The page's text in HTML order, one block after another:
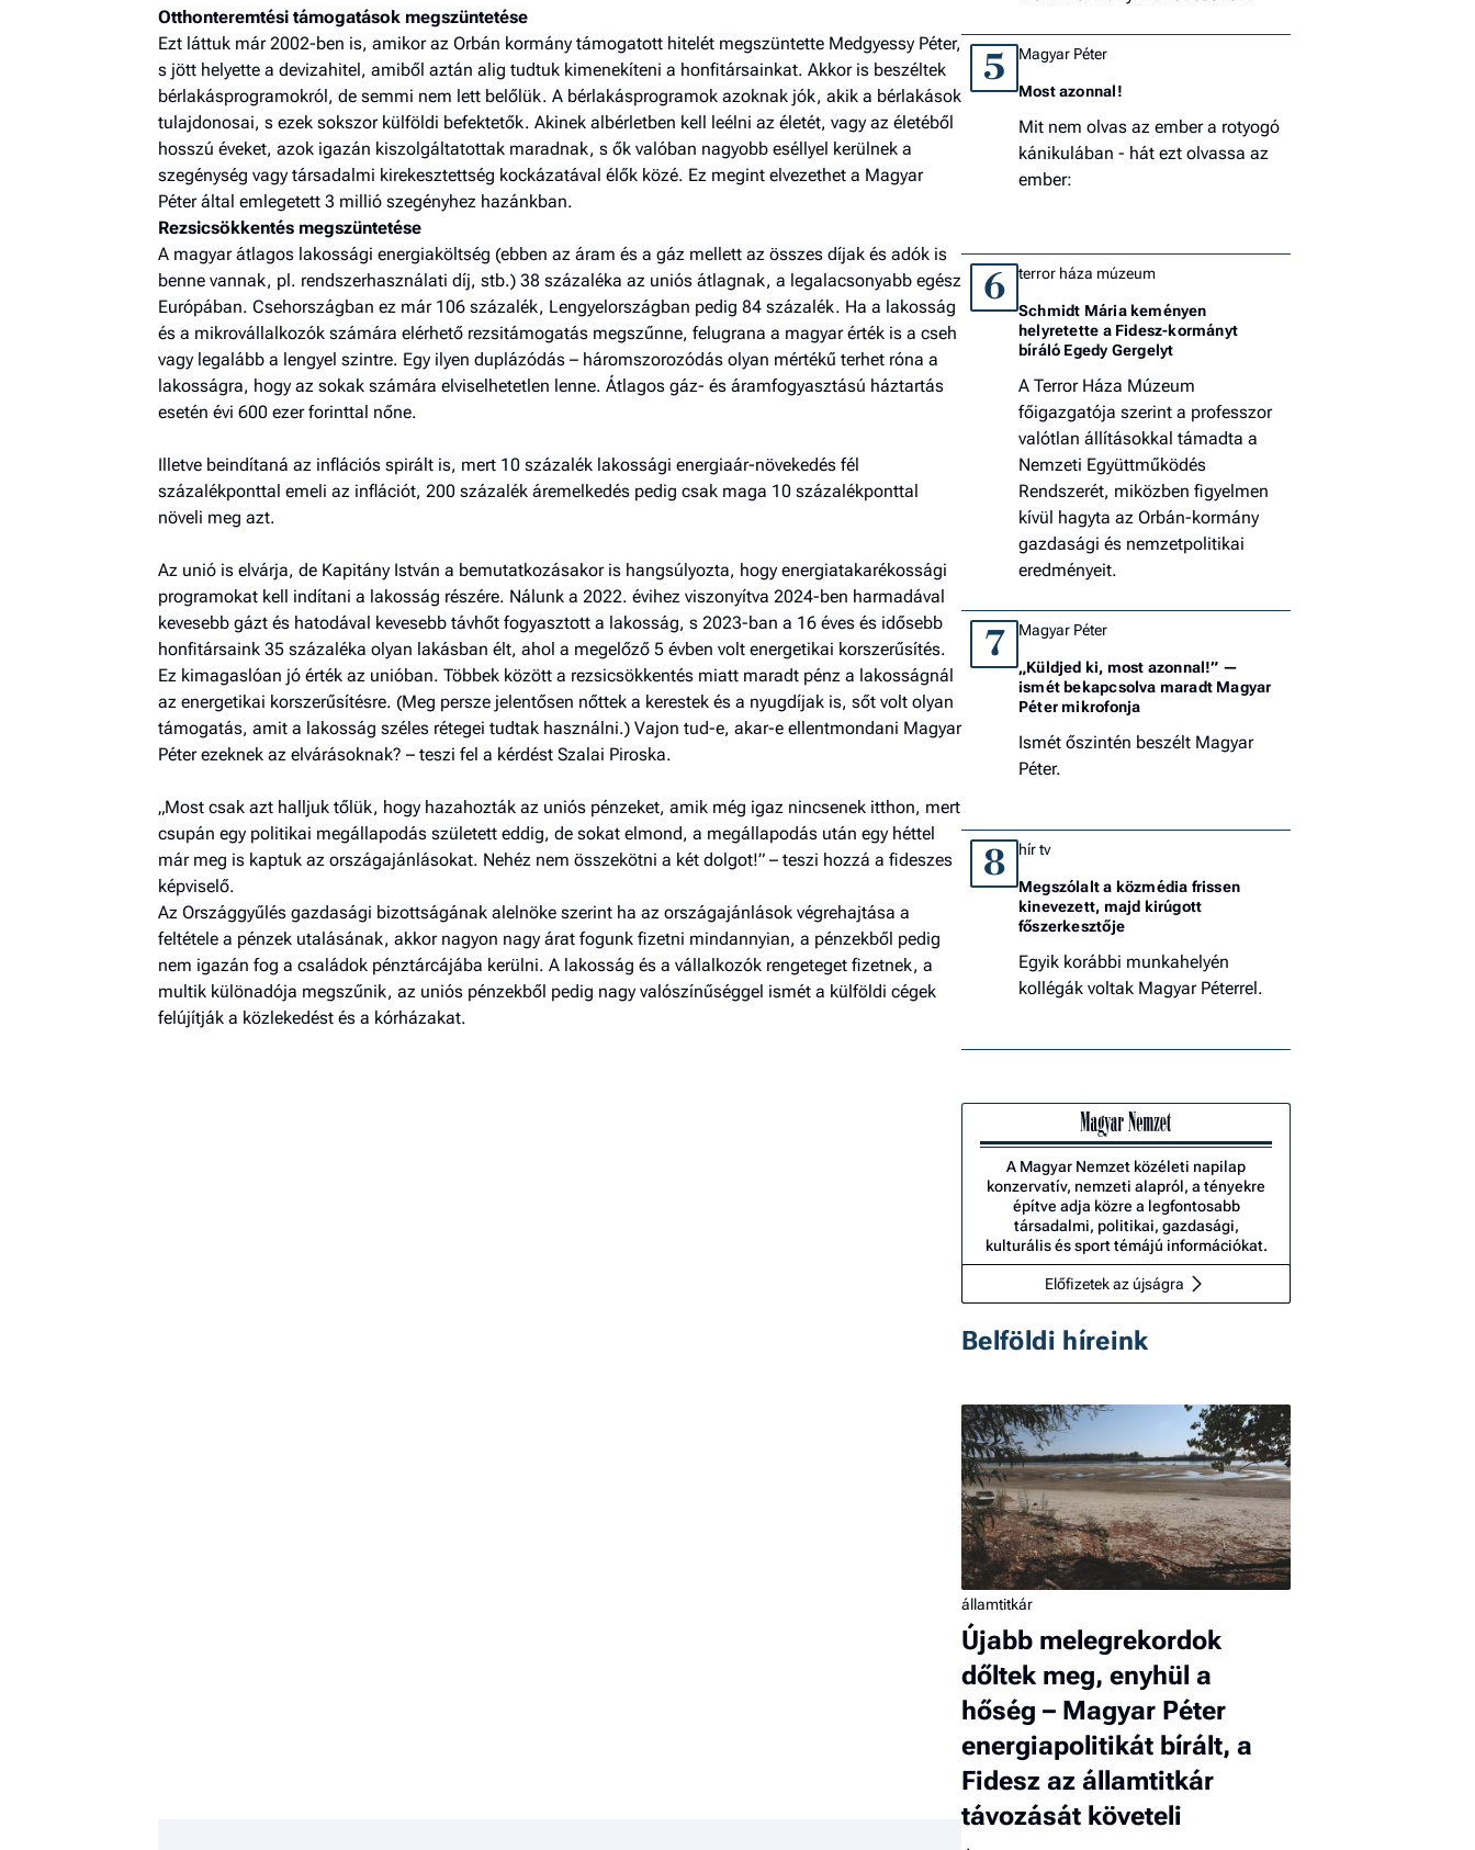
Otthonteremtési támogatások megszüntetése
Ezt láttuk már 2002-ben is, amikor az Orbán kormány támogatott hitelét megszüntette Medgyessy Péter,
s jött helyette a devizahitel, amiből aztán alig tudtuk kimenekíteni a honfitársainkat. Akkor is beszéltek
bérlakásprogramokról, de semmi nem lett belőlük. A bérlakásprogramok azoknak jók, akik a bérlakások
tulajdonosai, s ezek sokszor külföldi befektetők. Akinek albérletben kell leélni az életét, vagy az életéből
hosszú éveket, azok igazán kiszolgáltatottak maradnak, s ők valóban nagyobb eséllyel kerülnek a
szegénység vagy társadalmi kirekesztettség kockázatával élők közé. Ez megint elvezethet a Magyar
Péter által emlegetett 3 millió szegényhez hazánkban.
Rezsicsökkentés megszüntetése
A magyar átlagos lakossági energiaköltség (ebben az áram és a gáz mellett az összes díjak és adók is
benne vannak, pl. rendszerhasználati díj, stb.) 38 százaléka az uniós átlagnak, a legalacsonyabb egész
Európában. Csehországban ez már 106 százalék, Lengyelországban pedig 84 százalék. Ha a lakosság
és a mikrovállalkozók számára elérhető rezsitámogatás megszűnne, felugrana a magyar érték is a cseh
vagy legalább a lengyel szintre. Egy ilyen duplázódás – háromszorozódás olyan mértékű terhet róna a
lakosságra, hogy az sokak számára elviselhetetlen lenne. Átlagos gáz- és áramfogyasztású háztartás
esetén évi 600 ezer forinttal nőne.
Illetve beindítaná az inflációs spirált is, mert 10 százalék lakossági energiaár-növekedés fél
százalékponttal emeli az inflációt, 200 százalék áremelkedés pedig csak maga 10 százalékponttal
növeli meg azt.
Az unió is elvárja, de Kapitány István a bemutatkozásakor is hangsúlyozta, hogy energiatakarékossági
programokat kell indítani a lakosság részére. Nálunk a 2022. évihez viszonyítva 2024-ben harmadával
kevesebb gázt és hatodával kevesebb távhőt fogyasztott a lakosság, s 2023-ban a 16 éves és idősebb
honfitársaink 35 százaléka olyan lakásban élt, ahol a megelőző 5 évben volt energetikai korszerűsítés.
Ez kimagaslóan jó érték az unióban. Többek között a rezsicsökkentés miatt maradt pénz a lakosságnál
az energetikai korszerűsítésre. (Meg persze jelentősen nőttek a kerestek és a nyugdíjak is, sőt volt olyan
támogatás, amit a lakosság széles rétegei tudtak használni.) Vajon tud-e, akar-e ellentmondani Magyar
Péter ezeknek az elvárásoknak? – teszi fel a kérdést Szalai Piroska.
„Most csak azt halljuk tőlük, hogy hazahozták az uniós pénzeket, amik még igaz nincsenek itthon, mert
csupán egy politikai megállapodás született eddig, de sokat elmond, a megállapodás után egy héttel
már meg is kaptuk az országajánlásokat. Nehéz nem összekötni a két dolgot!” – teszi hozzá a fideszes
képviselő.
Az Országgyűlés gazdasági bizottságának alelnöke szerint ha az országajánlások végrehajtása a
feltétele a pénzek utalásának, akkor nagyon nagy árat fogunk fizetni mindannyian, a pénzekből pedig
nem igazán fog a családok pénztárcájába kerülni. A lakosság és a vállalkozók rengeteget fizetnek, a
multik különadója megszűnik, az uniós pénzekből pedig nagy valószínűséggel ismét a külföldi cégek
felújítják a közlekedést és a kórházakat.
5 Magyar Péter
Most azonnal!
Mit nem olvas az ember a rotyogó
kánikulában - hát ezt olvassa az
ember:
6 terror háza múzeum
Schmidt Mária keményen
helyretette a Fidesz-kormányt
bíráló Egedy Gergelyt
A Terror Háza Múzeum
főigazgatója szerint a professzor
valótlan állításokkal támadta a
Nemzeti Együttműködés
Rendszerét, miközben figyelmen
kívül hagyta az Orbán-kormány
gazdasági és nemzetpolitikai
eredményeit.
7 Magyar Péter
„Küldjed ki, most azonnal!” —
ismét bekapcsolva maradt Magyar
Péter mikrofonja
Ismét őszintén beszélt Magyar
Péter.
8 hír tv
Megszólalt a közmédia frissen
kinevezett, majd kirúgott
főszerkesztője
Egyik korábbi munkahelyén
kollégák voltak Magyar Péterrel.
A Magyar Nemzet közéleti napilap
konzervatív, nemzeti alapról, a tényekre
építve adja közre a legfontosabb
társadalmi, politikai, gazdasági,
kulturális és sport témájú információkat.
Előfizetek az újságra
Belföldi híreink
államtitkár
Újabb melegrekordok
dőltek meg, enyhül a
hőség – Magyar Péter
energiapolitikát bírált, a
Fidesz az államtitkár
távozását követeli